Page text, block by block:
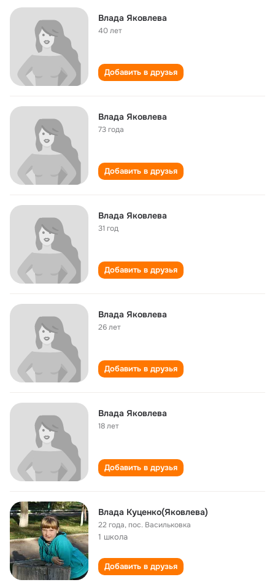
Влада Яковлева
40 лет
Добавить в друзья
Влада Яковлевa
73 года
Добавить в друзья
Влада Яковлева
31 год
Добавить в друзья
Влада Яковлева
26 лет
Добавить в друзья
Влада Яковлева
18 лет
Добавить в друзья
Влада Куценко(Яковлева)
22 года,пос. Васильковка
1 школа
Добавить в друзья